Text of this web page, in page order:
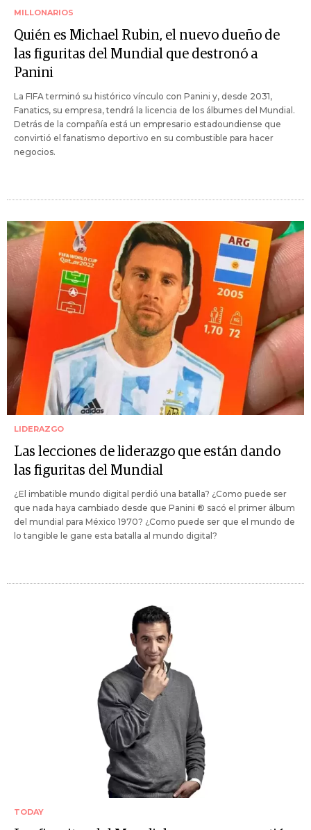
MILLONARIOS
Quién es Michael Rubin, el nuevo dueño de
las figuritas del Mundial que destronó a
Panini
La FIFA terminó su histórico vínculo con Panini y, desde 2031,
Fanatics, su empresa, tendrá la licencia de los álbumes del Mundial.
Detrás de la compañía está un empresario estadoundiense que
convirtió el fanatismo deportivo en su combustible para hacer
negocios.
LIDERAZGO
Las lecciones de liderazgo que están dando
las figuritas del Mundial
¿El imbatible mundo digital perdió una batalla? ¿Como puede ser
que nada haya cambiado desde que Panini ® sacó el primer álbum
del mundial para México 1970? ¿Como puede ser que el mundo de
lo tangible le gane esta batalla al mundo digital?
TODAY